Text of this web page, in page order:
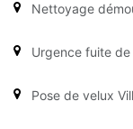
Nettoyage
Urgence fuite
Pose de velux